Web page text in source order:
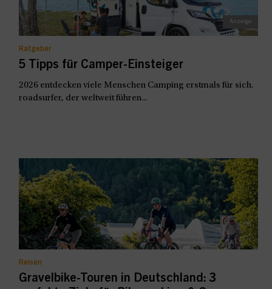
Ratgeber
5 Tipps für Camper-Einsteiger
2026 entdecken viele Menschen Camping erstmals für sich.
roadsurfer, der weltweit führen...
Reisen
Gravelbike-Touren in Deutschland: 3